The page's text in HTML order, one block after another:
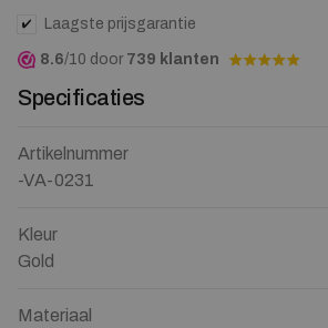
Laagste prijsgarantie
8.6/10 door 739 klanten
Specificaties
Artikelnummer
-VA-0231
Kleur
Gold
Materiaal